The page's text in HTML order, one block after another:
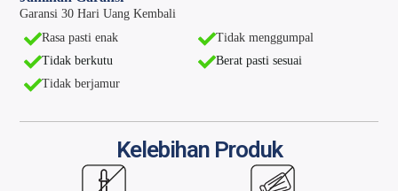
Garansi 30 Hari Uang Kembali
Rasa pasti enak
Tidak berkutu
Tidak berjamur
Tidak menggumpal
Berat pasti sesuai
Kelebihan Produk